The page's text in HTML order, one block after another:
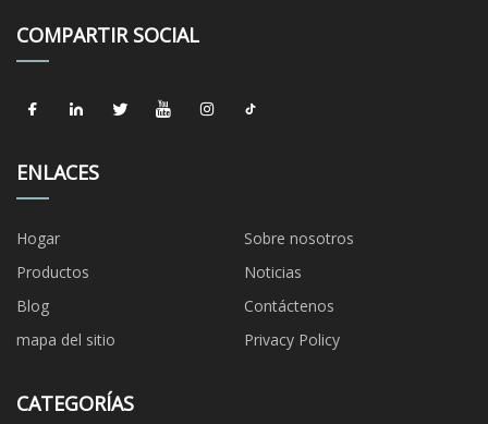
COMPARTIR SOCIAL
ENLACES
Hogar
Sobre nosotros
Productos
Noticias
Blog
Contáctenos
mapa del sitio
Privacy Policy
CATEGORÍAS